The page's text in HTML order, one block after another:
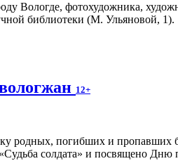
Вологде, фотохудожника,
библиотеки (М. Ульяновой, 1).
12+
родных, погибших и пропавших
солдата» и посвящено Дню